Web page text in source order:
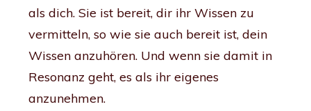
als dich. Sie ist bereit, dir ihr Wissen zu
vermitteln, so wie sie auch bereit ist, dein
Wissen anzuhören. Und wenn sie damit in
Resonanz geht, es als ihr eigenes
anzunehmen.